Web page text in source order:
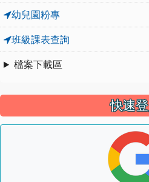
幼兒園粉專
班級課表查詢
檔案下載區
快速